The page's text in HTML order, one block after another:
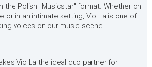
the Polish "Musicstar" format. Whether on
or in an intimate setting, Vio La is one of
voices on our music scene.
Vio La the ideal duo partner for